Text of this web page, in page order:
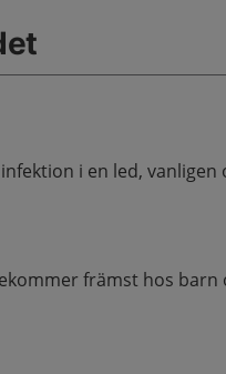
i en led, vanligen
främst hos barn